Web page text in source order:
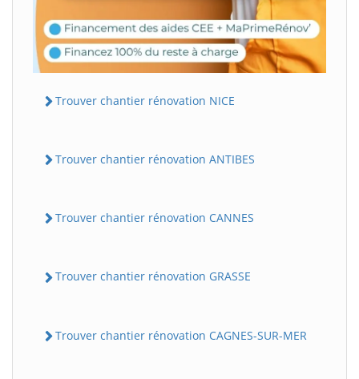
Trouver chantier rénovation NICE
Trouver chantier rénovation ANTIBES
Trouver chantier rénovation CANNES
Trouver chantier rénovation GRASSE
Trouver chantier rénovation CAGNES-SUR-MER